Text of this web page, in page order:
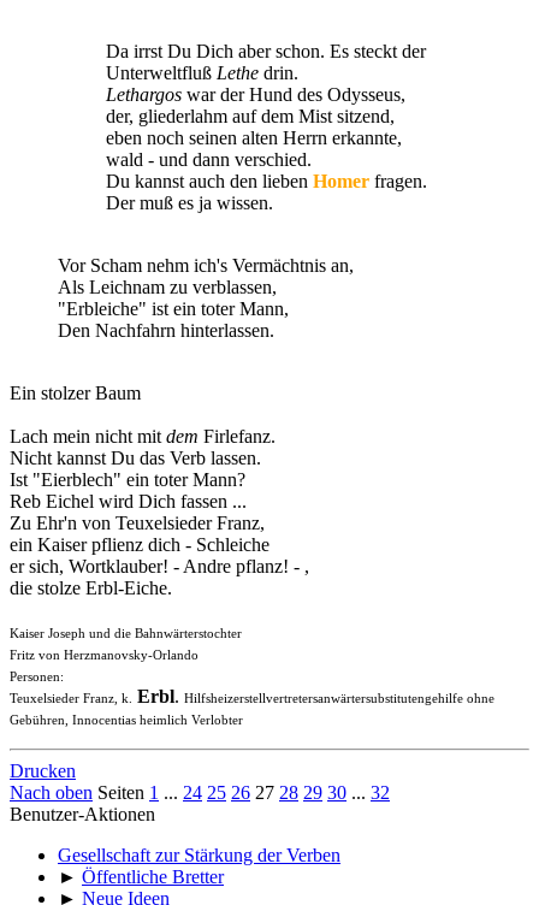
Da irrst Du Dich aber schon. Es steckt der
Unterweltfluß Lethe drin.
Lethargos war der Hund des Odysseus,
der, gliederlahm auf dem Mist sitzend,
eben noch seinen alten Herrn erkannte,
wald - und dann verschied.
Du kannst auch den lieben Homer fragen.
Der muß es ja wissen.
Vor Scham nehm ich's Vermächtnis an,
Als Leichnam zu verblassen,
"Erbleiche" ist ein toter Mann,
Den Nachfahrn hinterlassen.
Ein stolzer Baum
Lach mein nicht mit dem Firlefanz.
Nicht kannst Du das Verb lassen.
Ist "Eierblech" ein toter Mann?
Reb Eichel wird Dich fassen ...
Zu Ehr'n von Teuxelsieder Franz,
ein Kaiser pflienz dich - Schleiche
er sich, Wortklauber! - Andre pflanz! - ,
die stolze Erbl-Eiche.
Kaiser Joseph und die Bahnwärterstochter
Fritz von Herzmanovsky-Orlando
Personen:
Teuxelsieder Franz, k.
Erbl. Hilfsheizerstellvertretersanwärtersubstitutengehilfe ohne
Gebühren, Innocentias heimlich Verlobter
Drucken
Nach oben Seiten 1 ... 24 25 26 27 28 29 30 ... 32
Benutzer-Aktionen
Gesellschaft zur Stärkung der Verben
► Öffentliche Bretter
► Neue Ideen